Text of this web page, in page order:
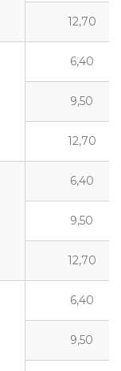
12,70
6,40
9,50
12,70
6,40
9,50
12,70
6,40
9,50